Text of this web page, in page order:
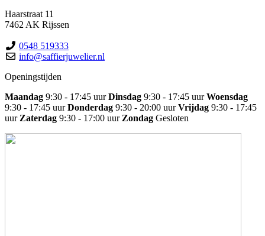
Haarstraat 11
7462 AK Rijssen
0548 519333
info@saffierjuwelier.nl
Openingstijden
Maandag 9:30 - 17:45 uur Dinsdag 9:30 - 17:45 uur Woensdag
9:30 - 17:45 uur Donderdag 9:30 - 20:00 uur Vrijdag 9:30 - 17:45
uur Zaterdag 9:30 - 17:00 uur Zondag Gesloten